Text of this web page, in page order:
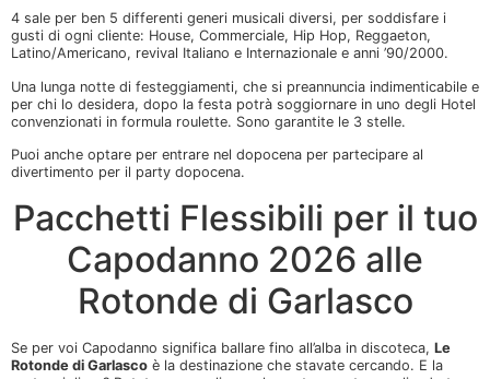
4 sale per ben 5 differenti generi musicali diversi, per soddisfare i
gusti di ogni cliente: House, Commerciale, Hip Hop, Reggaeton,
Latino/Americano, revival Italiano e Internazionale e anni ’90/2000.
Una lunga notte di festeggiamenti, che si preannuncia indimenticabile e
per chi lo desidera, dopo la festa potrà soggiornare in uno degli Hotel
convenzionati in formula roulette. Sono garantite le 3 stelle.
Puoi anche optare per entrare nel dopocena per partecipare al
divertimento per il party dopocena.
Pacchetti Flessibili per il tuo
Capodanno 2026 alle
Rotonde di Garlasco
Se per voi Capodanno significa ballare fino all’alba in discoteca, Le
Rotonde di Garlasco è la destinazione che stavate cercando. E la